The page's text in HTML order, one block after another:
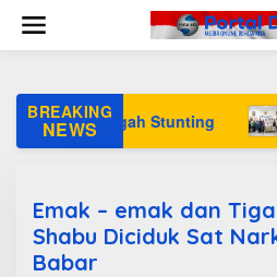
w
BREAKING
NEWS
Cegah Stunting BNN
Emak – emak dan
Shabu Diciduk Sat
Babar